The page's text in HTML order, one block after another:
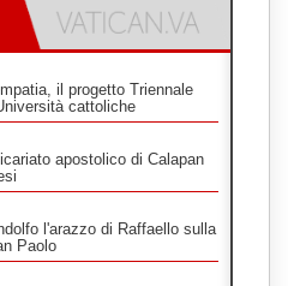
il progetto Triennale
cattoliche
apostolico di Calapan
l'arazzo di Raffaello sulla
Paolo